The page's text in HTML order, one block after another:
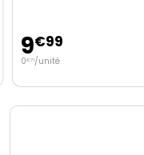
9€99
0€71/unité